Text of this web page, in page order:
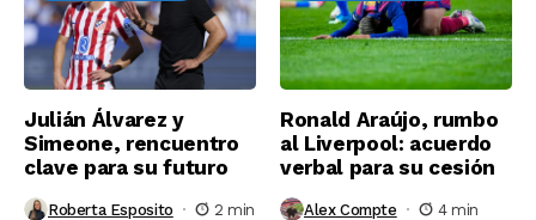
Julián Álvarez y
Simeone, rencuentro
clave para su futuro
Roberta Esposito 2 min
Ronald Araújo, rumbo
al Liverpool: acuerdo
verbal para su cesión
Alex Compte 4 min